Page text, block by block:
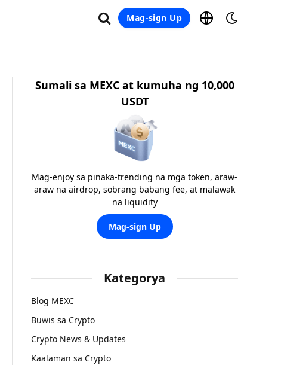
Mag-sign Up
Sumali sa MEXC at kumuha ng 10,000
USDT
Mag-enjoy sa pinaka-trending na mga token, araw-
araw na airdrop, sobrang babang fee, at malawak
na liquidity
Mag-sign Up
Kategorya
Blog MEXC
Buwis sa Crypto
Crypto News & Updates
Kaalaman sa Crypto